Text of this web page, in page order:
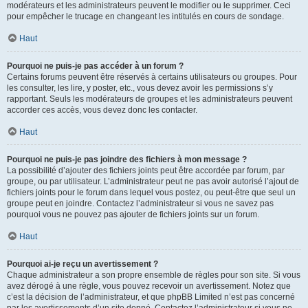
modérateurs et les administrateurs peuvent le modifier ou le supprimer. Ceci
pour empêcher le trucage en changeant les intitulés en cours de sondage.
Haut
Pourquoi ne puis-je pas accéder à un forum ?
Certains forums peuvent être réservés à certains utilisateurs ou groupes. Pour
les consulter, les lire, y poster, etc., vous devez avoir les permissions s’y
rapportant. Seuls les modérateurs de groupes et les administrateurs peuvent
accorder ces accès, vous devez donc les contacter.
Haut
Pourquoi ne puis-je pas joindre des fichiers à mon message ?
La possibilité d’ajouter des fichiers joints peut être accordée par forum, par
groupe, ou par utilisateur. L’administrateur peut ne pas avoir autorisé l’ajout de
fichiers joints pour le forum dans lequel vous postez, ou peut-être que seul un
groupe peut en joindre. Contactez l’administrateur si vous ne savez pas
pourquoi vous ne pouvez pas ajouter de fichiers joints sur un forum.
Haut
Pourquoi ai-je reçu un avertissement ?
Chaque administrateur a son propre ensemble de règles pour son site. Si vous
avez dérogé à une règle, vous pouvez recevoir un avertissement. Notez que
c’est la décision de l’administrateur, et que phpBB Limited n’est pas concerné